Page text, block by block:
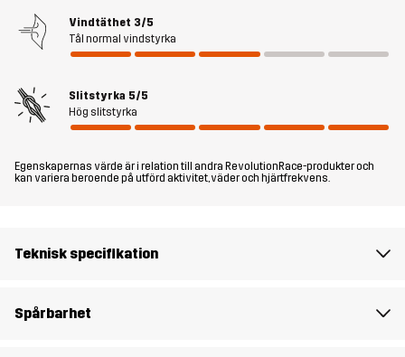
Modellen är 175 cm och har storlek S, Regular
Passform
Material 1 65% Polyester, 35% Bomull
Material 2 88% Polyamid, 12% Elastan
Vindtäthet 3/5
Tål normal vindstyrka
Slitstyrka 5/5
Hög slitstyrka
Egenskapernas värde är i relation till andra RevolutionRace-produkter och
kan variera beroende på utförd aktivitet, väder och hjärtfrekvens.
Teknisk specifikation
Spårbarhet